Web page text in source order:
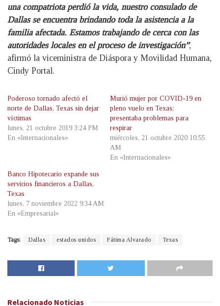
una compatriota perdió la vida, nuestro consulado de
Dallas se encuentra brindando toda la asistencia a la
familia afectada. Estamos trabajando de cerca con las
autoridades locales en el proceso de investigación”,
afirmó la viceministra de Diáspora y Movilidad Humana,
Cindy Portal.
Poderoso tornado afectó el
norte de Dallas, Texas sin dejar
víctimas
lunes, 21 octubre 2019 3:24 PM
En «Internacionales»
Murió mujer por COVID-19 en
pleno vuelo en Texas;
presentaba problemas para
respirar
miércoles, 21 octubre 2020 10:55
AM
En «Internacionales»
Banco Hipotecario expande sus
servicios financieros a Dallas,
Texas
lunes, 7 noviembre 2022 9:34 AM
En «Empresarial»
Tags: Dallas estados unidos Fátima Alvarado Texas
Relacionado Noticias